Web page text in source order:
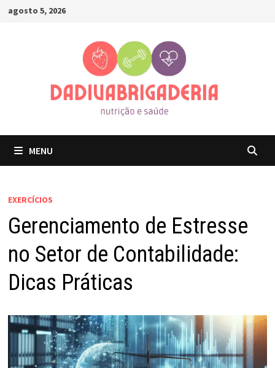
Skipagosto 5, 2026
MENU
EXERCÍCIOS
Gerenciamento de Estresse
no Setor de Contabilidade:
Dicas Práticas